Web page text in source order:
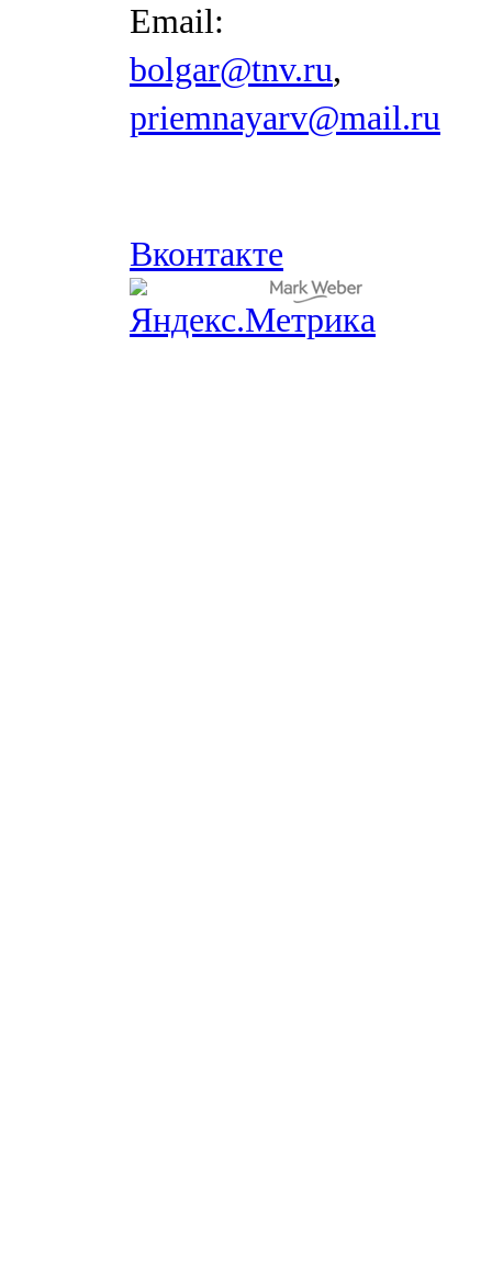
Email:
bolgar@tnv.ru,
priemnayarv@mail.ru
Вконтакте